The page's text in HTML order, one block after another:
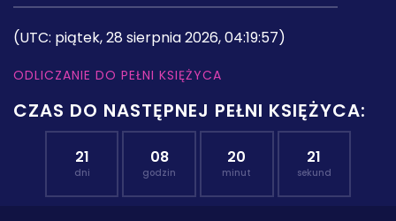
(UTC: piątek, 28 sierpnia 2026, 04:19:57)
ODLICZANIE DO PEŁNI KSIĘŻYCA
CZAS DO NASTĘPNEJ PEŁNI KSIĘŻYCA:
21
dni
08
godzin
20
minut
20
sekund